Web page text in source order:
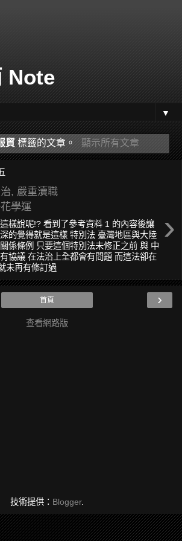
Note
▼
貿 標籤的文章。 顯示所有文章
, 嚴重瀆職
學運
›
樣說呢!? 看到了參考資料 1 的內容後讓
的覺得就是這樣 特別法 臺灣地區與大陸
係條例 只要這個特別法未修正之前 與 中
協議 在法治上全都會有問題 而這法卻在
未再有修訂過
›
首頁
查看網路版
技術提供： Blogger.